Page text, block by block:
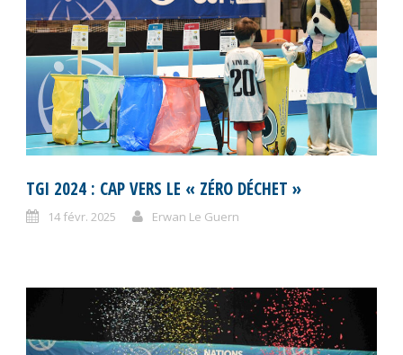
TGI 2024 : CAP VERS LE « ZÉRO DÉCHET »
14 févr. 2025 Erwan Le Guern